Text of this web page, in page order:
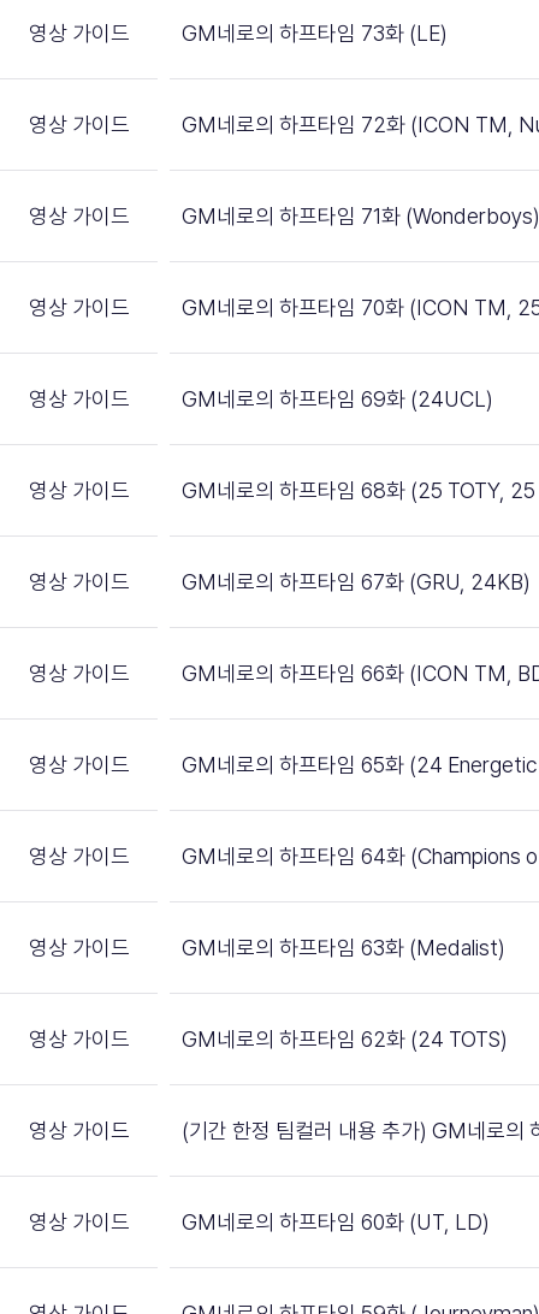
영상 가이드 GM네로의 하프타임 73화 (LE)
영상 가이드 GM네로의 하프타임 72화 (ICON TM,
영상 가이드 GM네로의 하프타임 71화 (Wonderboys)
영상 가이드 GM네로의 하프타임 70화 (ICON TM,
영상 가이드 GM네로의 하프타임 69화 (24UCL)
영상 가이드 GM네로의 하프타임 68화 (25 TOTY,
영상 가이드 GM네로의 하프타임 67화 (GRU, 24KB)
영상 가이드 GM네로의 하프타임 66화 (ICON TM,
영상 가이드 GM네로의 하프타임 65화 (24
영상 가이드 GM네로의 하프타임 64화 (Champions
영상 가이드 GM네로의 하프타임 63화 (Medalist)
영상 가이드 GM네로의 하프타임 62화 (24 TOTS)
영상 가이드 (기간 한정 팀컬러 내용 추가) GM네로의
영상 가이드 GM네로의 하프타임 60화 (UT, LD)